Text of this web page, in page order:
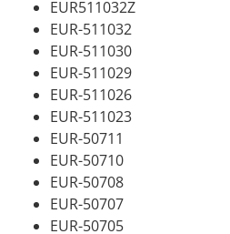
EUR511032Z
EUR-511032
EUR-511030
EUR-511029
EUR-511026
EUR-511023
EUR-50711
EUR-50710
EUR-50708
EUR-50707
EUR-50705